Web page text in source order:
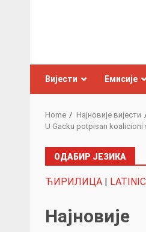
Вијести Емисије
Home
Најновије вијести
U Gacku potpisan
ОДАБИР ЈЕЗИКА
ЋИРИЛИЦА |
Најновије